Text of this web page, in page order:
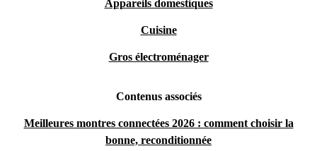
Appareils domestiques
Cuisine
Gros électroménager
Contenus associés
Meilleures montres connectées 2026 : comment choisir la
bonne, reconditionnée